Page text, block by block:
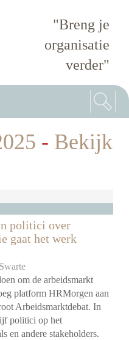
"Breng je
organisatie
verder"
- Bekijk
politici over
gaat het werk
om de arbeidsmarkt
platform HRMorgen aan
Arbeidsmarktdebat. In
politici op het
en andere stakeholders.